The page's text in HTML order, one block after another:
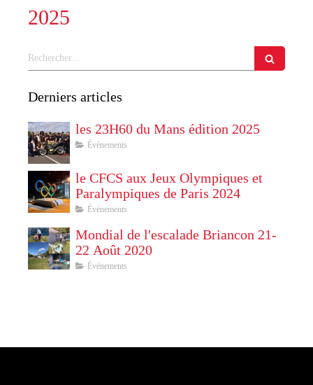
2025
Rechercher
Derniers articles
les 23H60 du Mans édition 2025
Événements
le CFCS aux Jeux Olympiques et
Paralympiques de Paris 2024
Événements
Mondial de l'escalade Briancon 21-
22 Août 2020
Événements